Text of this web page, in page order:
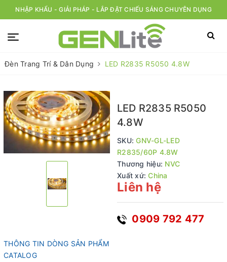
NHẬP KHẨU - GIẢI PHÁP - LẮP ĐẶT CHIẾU SÁNG CHUYÊN DỤNG
Đèn Trang Trí & Dân Dụng LED R2835 R5050 4.8W
LED R2835 R5050
4.8W
SKU:GNV-GL-LED
R2835/60P 4.8W
Thương hiệu: NVC
Xuất xứ:China
Liên hệ
0909 792 477
THÔNG TIN DÒNG SẢN PHẨM
CATALOG